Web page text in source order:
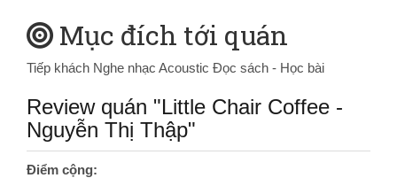
Mục đích tới quán
Tiếp khách Nghe nhạc Acoustic Đọc sách - Học bài
Review quán "Little Chair Coffee -
Nguyễn Thị Thập"
Điểm cộng: